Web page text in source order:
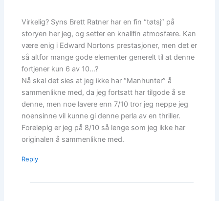
Virkelig? Syns Brett Ratner har en fin “tøtsj” på
storyen her jeg, og setter en knallfin atmosfære. Kan
være enig i Edward Nortons prestasjoner, men det er
så altfor mange gode elementer generelt til at denne
fortjener kun 6 av 10…?
Nå skal det sies at jeg ikke har “Manhunter” å
sammenlikne med, da jeg fortsatt har tilgode å se
denne, men noe lavere enn 7/10 tror jeg neppe jeg
noensinne vil kunne gi denne perla av en thriller.
Foreløpig er jeg på 8/10 så lenge som jeg ikke har
originalen å sammenlikne med.
Reply